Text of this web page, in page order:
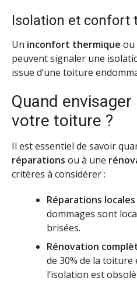
Isolation et confort
Un inconfort thermique ou
peuvent signaler une
issue d’une toiture
Quand
votre toiture ?
Il est essentiel de savoir
réparations ou à une
critères à considérer :
Réparations locales
dommages sont
brisées.
Rénovation
de 30% de la
l’isolation est